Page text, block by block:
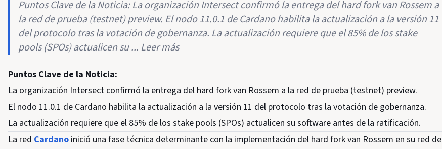
Puntos Clave de la Noticia: La organización Intersect confirmó la entrega del hard fork van Rossem a
la red de prueba (testnet) preview. El nodo 11.0.1 de Cardano habilita la actualización a la versión 11
del protocolo tras la votación de gobernanza. La actualización requiere que el 85% de los stake
pools (SPOs) actualicen su ... Leer más
Puntos Clave de la Noticia:
La organización Intersect confirmó la entrega del hard fork van Rossem a la red de prueba (testnet) preview.
El nodo 11.0.1 de Cardano habilita la actualización a la versión 11 del protocolo tras la votación de gobernanza.
La actualización requiere que el 85% de los stake pools (SPOs) actualicen su software antes de la ratificación.
La red Cardano inició una fase técnica determinante con la implementación del hard fork van Rossem en su red de